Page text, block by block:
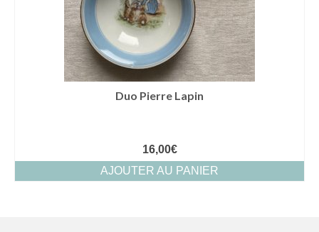
Duo Pierre Lapin
16,00€
AJOUTER AU PANIER